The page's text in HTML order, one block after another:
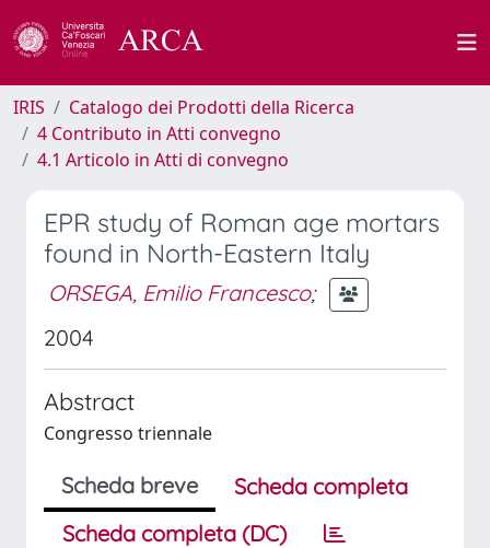
IRIS
Catalogo dei Prodotti della Ricerca
4 Contributo in Atti convegno
4.1 Articolo in Atti di convegno
EPR study of Roman age mortars
found in North-Eastern Italy
ORSEGA, Emilio Francesco;
2004
Abstract
Congresso triennale
Scheda breve
Scheda completa
Scheda completa (DC)